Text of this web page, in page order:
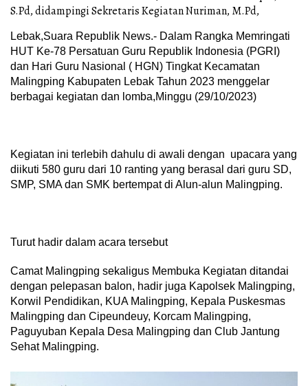
S.Pd, didampingi Sekretaris Kegiatan Nuriman, M.Pd,
Lebak,Suara Republik News.- Dalam Rangka Memringati
HUT Ke-78 Persatuan Guru Republik Indonesia (PGRI)
dan Hari Guru Nasional ( HGN) Tingkat Kecamatan
Malingping Kabupaten Lebak Tahun 2023 menggelar
berbagai kegiatan dan lomba,Minggu (29/10/2023)
Kegiatan ini terlebih dahulu di awali dengan upacara yang
diikuti 580 guru dari 10 ranting yang berasal dari guru SD,
SMP, SMA dan SMK bertempat di Alun-alun Malingping.
Turut hadir dalam acara tersebut
Camat Malingping sekaligus Membuka Kegiatan ditandai
dengan pelepasan balon, hadir juga Kapolsek Malingping,
Korwil Pendidikan, KUA Malingping, Kepala Puskesmas
Malingping dan Cipeundeuy, Korcam Malingping,
Paguyuban Kepala Desa Malingping dan Club Jantung
Sehat Malingping.